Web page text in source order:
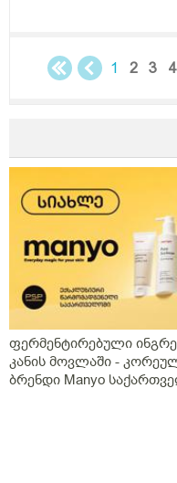
1 2 3 4
ფერმენტირებული
კანის მოვლაში -
ბრენდი Manyo